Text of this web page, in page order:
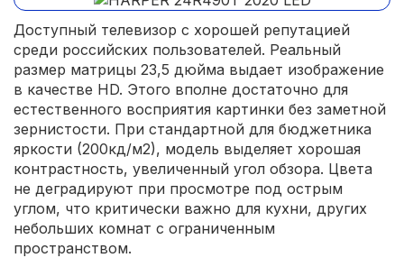
Доступный телевизор с хорошей репутацией
среди российских пользователей. Реальный
размер матрицы 23,5 дюйма выдает изображение
в качестве HD. Этого вполне достаточно для
естественного восприятия картинки без заметной
зернистости. При стандартной для бюджетника
яркости (200кд/м2), модель выделяет хорошая
контрастность, увеличенный угол обзора. Цвета
не деградируют при просмотре под острым
углом, что критически важно для кухни, других
небольших комнат с ограниченным
пространством.